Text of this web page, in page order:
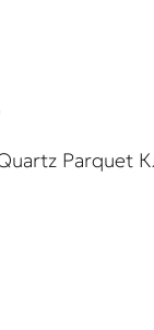
Parquet